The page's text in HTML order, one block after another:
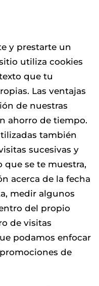
y prestarte un
utiliza cookies
que tu
Las ventajas
de nuestras
ahorro de tiempo.
también
sucesivas y
que se te muestra,
acerca de la fecha
medir algunos
del propio
de visitas
podamos enfocar
de